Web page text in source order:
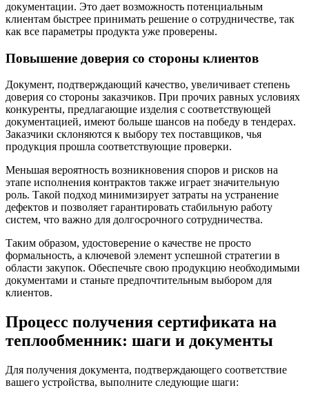
документации. Это дает возможность потенциальным
клиентам быстрее принимать решение о сотрудничестве, так
как все параметры продукта уже проверены.
Повышение доверия со стороны клиентов
Документ, подтверждающий качество, увеличивает степень
доверия со стороны заказчиков. При прочих равных условиях
конкуренты, предлагающие изделия с соответствующей
документацией, имеют больше шансов на победу в тендерах.
Заказчики склоняются к выбору тех поставщиков, чья
продукция прошла соответствующие проверки.
Меньшая вероятность возникновения споров и рисков на
этапе исполнения контрактов также играет значительную
роль. Такой подход минимизирует затраты на устранение
дефектов и позволяет гарантировать стабильную работу
систем, что важно для долгосрочного сотрудничества.
Таким образом, удостоверение о качестве не просто
формальность, а ключевой элемент успешной стратегии в
области закупок. Обеспечьте свою продукцию необходимыми
документами и станьте предпочтительным выбором для
клиентов.
Процесс получения сертификата на
теплообменник: шаги и документы
Для получения документа, подтверждающего соответствие
вашего устройства, выполните следующие шаги: